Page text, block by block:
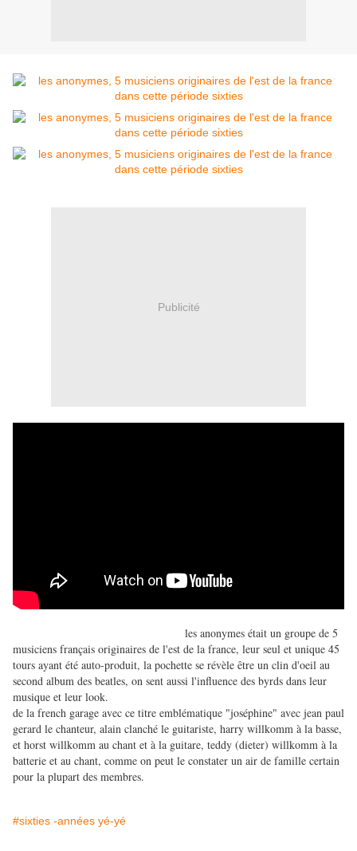
Publicité
les anonymes était un groupe de 5
musiciens français originaires de l'est de la france, leur seul et unique 45
tours ayant été auto-produit, la pochette se révèle être un clin d'oeil au
second album des beatles, on sent aussi l'influence des byrds dans leur
musique et leur look.
de la french garage avec ce titre emblématique "joséphine" avec jean paul
gerard le chanteur, alain clanché le guitariste, harry willkomm à la basse,
et horst willkomm au chant et à la guitare, teddy (dieter) willkomm à la
batterie et au chant, comme on peut le constater un air de famille certain
pour la plupart des membres.
#sixties -années yé-yé